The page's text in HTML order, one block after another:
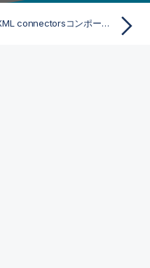
XML connectorsコンポーネント